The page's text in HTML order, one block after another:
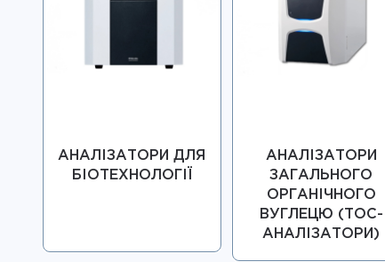
АНАЛІЗАТОРИ ДЛЯ
БІОТЕХНОЛОГІЇ
АНАЛІЗАТОРИ
ЗАГАЛЬНОГО
ОРГАНІЧНОГО
ВУГЛЕЦЮ (ТОС-
АНАЛІЗАТОРИ)